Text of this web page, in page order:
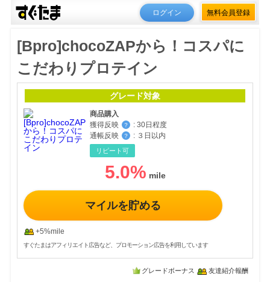
ログイン 無料会員登録
[Bpro]chocoZAPから！コスパに
こだわりプロテイン
グレード対象
商品購入
獲得反映
？ : 30日程度
通帳反映
？ : ３日以内
リピート可
5.0%
マイルを貯める
+5%mile
すぐたまはアフィリエイト広告など、プロモーション広告を利用しています
グレードボーナス 友達紹介報酬